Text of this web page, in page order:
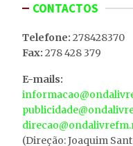
CONTACTOS
Telefone: 278428370
Fax: 278 428 379
E-mails:
(Direção: Joaquim